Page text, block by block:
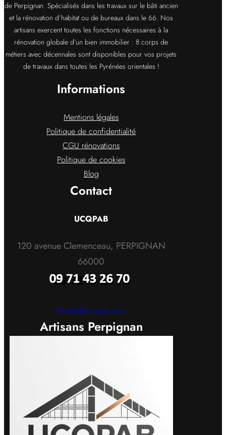
de Perpignan. Spécialisés dans les travaux sur le bâti ancien
et la rénovation d’habitat ou de bureaux dans le 66. Nos
artisans exercent toutes les fonctions nécessaires à la
rénovation globale d’un bien immobilier : 8 corps de
métiers avec décennales sont disponibles pour vos projets
de travaux dans toutes les Pyrénées orientales !
Informations
Mentions légales
Politique de confidentialité
CGU rénovations
Politique de cookies
Blog
Contact
UCQPAB
120 avenue Clemenceau, PERPIGNAN
66000
travaux@ucqpab.com
Artisans Perpignan